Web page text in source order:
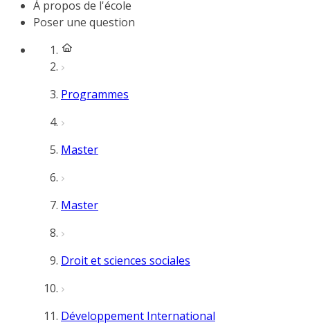
À propos de l'école
Poser une question
Programmes
Master
Master
Droit et sciences sociales
Développement International